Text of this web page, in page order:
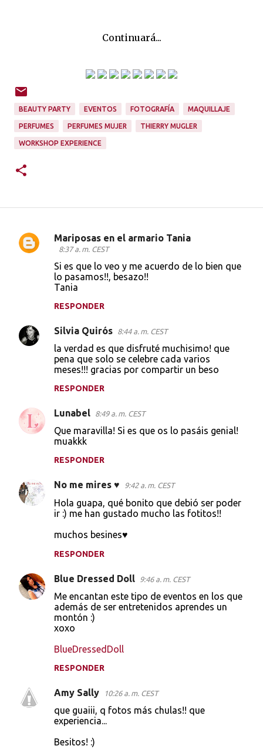
Continuará...
BEAUTY PARTY EVENTOS FOTOGRAFÍA MAQUILLAJE
PERFUMES PERFUMES MUJER THIERRY MUGLER
WORKSHOP EXPERIENCE
C
t
a
s
Mariposas en el armario Tania
8:37 a. m. CEST
Si es que lo veo y me acuerdo de lo bien que
lo pasamos!!, besazo!!
Tania
RESPONDER
Silvia Quirós 8:44 a. m. CEST
la verdad es que disfruté muchisimo! que
pena que solo se celebre cada varios
meses!!! gracias por compartir un beso
RESPONDER
Lunabel 8:49 a. m. CEST
Que maravilla! Si es que os lo pasáis genial!
muakkk
RESPONDER
No me mires ♥ 9:42 a. m. CEST
Hola guapa, qué bonito que debió ser poder
ir :) me han gustado mucho las fotitos!!
muchos besines♥
RESPONDER
Blue Dressed Doll 9:46 a. m. CEST
Me encantan este tipo de eventos en los que
además de ser entretenidos aprendes un
montón :)
xoxo
BlueDressedDoll
RESPONDER
Amy Sally 10:26 a. m. CEST
que guaiii, q fotos más chulas!! que
experiencia...
Besitos! :)